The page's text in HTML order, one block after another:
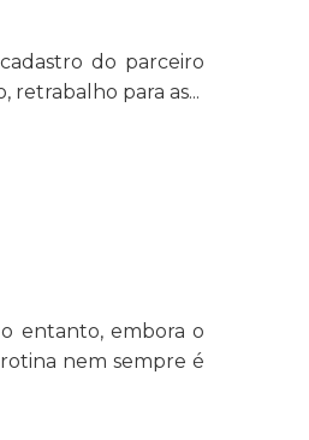
do parceiro
retrabalho para as...
entanto, embora o
nem sempre é